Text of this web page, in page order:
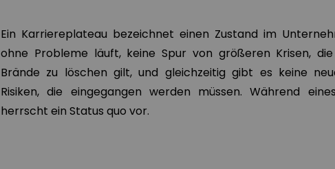
Ein Karriereplateau bezeichnet einen Zustand im
ohne Probleme läuft, keine Spur von größeren Krisen,
Brände zu löschen gilt, und gleichzeitig gibt es keine
Risiken, die eingegangen werden müssen. Während
herrscht ein Status quo vor.